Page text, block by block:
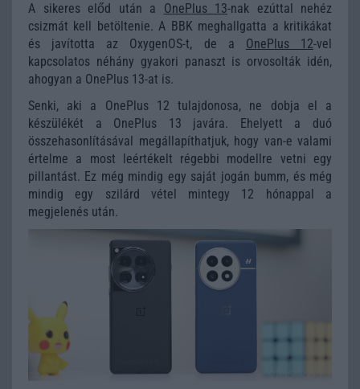
A sikeres előd után a OnePlus 13-nak ezúttal nehéz
csizmát kell betöltenie. A BBK meghallgatta a kritikákat
és javította az OxygenOS-t, de a OnePlus 12-vel
kapcsolatos néhány gyakori panaszt is orvosolták idén,
ahogyan a OnePlus 13-at is.
Senki, aki a OnePlus 12 tulajdonosa, ne dobja el a
készülékét a OnePlus 13 javára. Ehelyett a duó
összehasonlításával megállapíthatjuk, hogy van-e valami
értelme a most leértékelt régebbi modellre vetni egy
pillantást. Ez még mindig egy saját jogán bumm, és még
mindig egy szilárd vétel mintegy 12 hónappal a
megjelenés után.